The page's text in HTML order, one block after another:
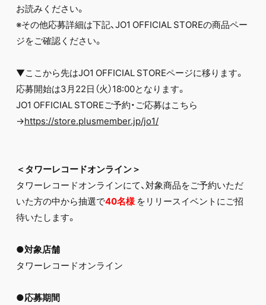
お読みください。
※その他応募詳細は下記、JO1 OFFICIAL STOREの商品ペー
ジをご確認ください。
▼ここから先はJO1 OFFICIAL STOREページに移ります。
応募開始は3月22日（火）18:00となります。
JO1 OFFICIAL STOREご予約・ご応募はこちら
→https://store.plusmember.jp/jo1/
＜タワーレコードオンライン＞
タワーレコードオンラインにて、対象商品をご予約いただ
いた方の中から抽選で40名様をリリースイベントにご招
待いたします。
●対象店舗
タワーレコードオンライン
●応募期間